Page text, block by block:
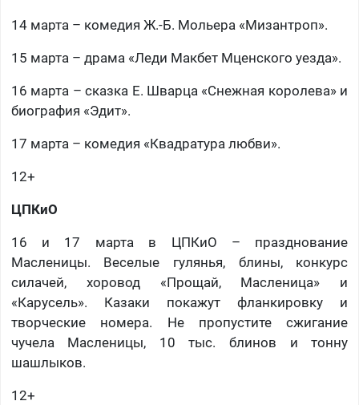
14 марта – комедия Ж.-Б. Мольера «Мизантроп».
15 марта – драма «Леди Макбет Мценского уезда».
16 марта – сказка Е. Шварца «Снежная королева» и
биография «Эдит».
17 марта – комедия «Квадратура любви».
12+
ЦПКиО
16 и 17 марта в ЦПКиО – празднование
Масленицы. Веселые гулянья, блины, конкурс
силачей, хоровод «Прощай, Масленица» и
«Карусель». Казаки покажут фланкировку и
творческие номера. Не пропустите сжигание
чучела Масленицы, 10 тыс. блинов и тонну
шашлыков.
12+